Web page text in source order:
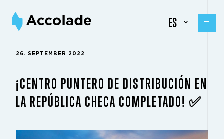
ES
26. SEPTEMBER 2022
¡CENTRO PUNTERO DE DISTRIBUCIÓN EN
LA REPÚBLICA CHECA COMPLETADO! ✅